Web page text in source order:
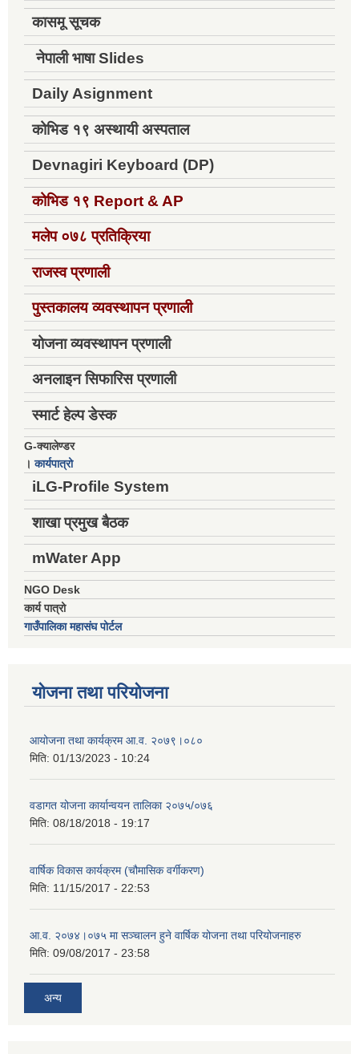
कासमू सूचक
नेपाली भाषा Slides
Daily Asignment
कोभिड १९ अस्थायी अस्पताल
Devnagiri Keyboard (DP)
कोभिड १९ Report & AP
मलेप ०७८ प्रतिक्रिया
राजस्व प्रणाली
पुस्तकालय व्यवस्थापन प्रणाली
योजना व्यवस्थापन प्रणाली
अनलाइन सिफारिस प्रणाली
स्मार्ट हेल्प डेस्क
G-क्यालेण्डर
।कार्यपात्रो
iLG-Profile System
शाखा प्रमुख बैठक
mWater App
NGO Desk
कार्य पात्रो
गाउँपालिका महासंघ पोर्टल
योजना तथा परियोजना
आयोजना तथा कार्यक्रम आ.व. २०७९।०८०
मिति: 01/13/2023 - 10:24
वडागत योजना कार्यान्वयन तालिका २०७५/०७६
मिति: 08/18/2018 - 19:17
वार्षिक विकास कार्यक्रम (चौमासिक वर्गीकरण)
मिति: 11/15/2017 - 22:53
आ.व. २०७४।०७५ मा सञ्चालन हुने वार्षिक योजना तथा परियोजनाहरु
मिति: 09/08/2017 - 23:58
अन्य